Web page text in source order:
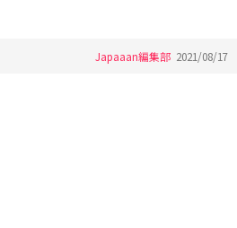
Japaaan編集部 2021/08/17